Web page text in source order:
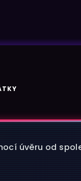
úvěru od